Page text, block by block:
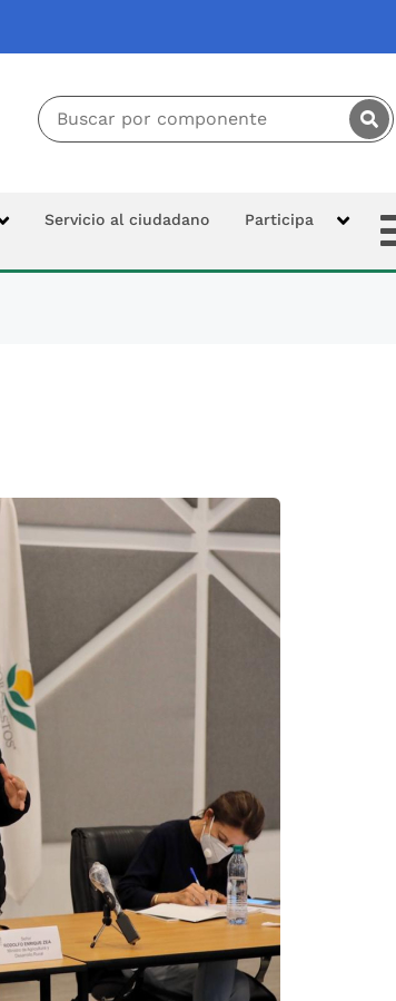
Buscador principal:
Servicio al ciudadano Participa